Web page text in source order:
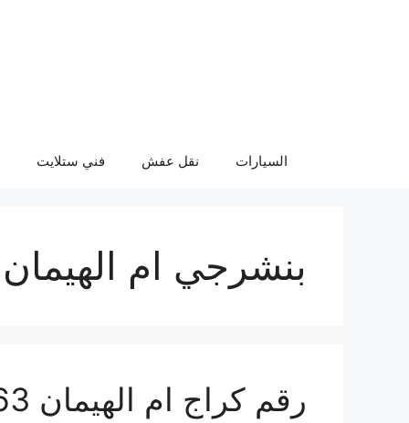
السيارات نقل عفش فني ستلايت
بنشرجي ام الهيمان